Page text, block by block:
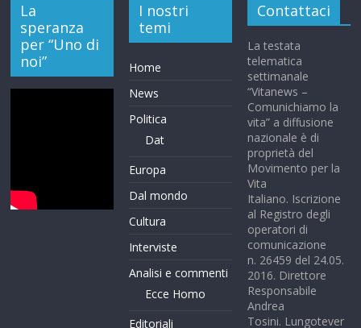
La
speranza
per “Uno di
noi”
I nostri
temi
Home
News
Politica
Dat
Europa
Dal mondo
Cultura
Interviste
Analisi e commenti
Ecce Homo
Editoriali
Contattaci
La testata
telematica
settimanale
“Vitanews –
Comunichiamo la
vita” a diffusione
nazionale è di
proprietà del
Movimento per la
Vita
Italiano. Iscrizione
al Registro degli
operatori di
comunicazione
n. 26459 del 24.05.
2016. Direttore
Responsabile
Andrea
Tosini. Lungotever